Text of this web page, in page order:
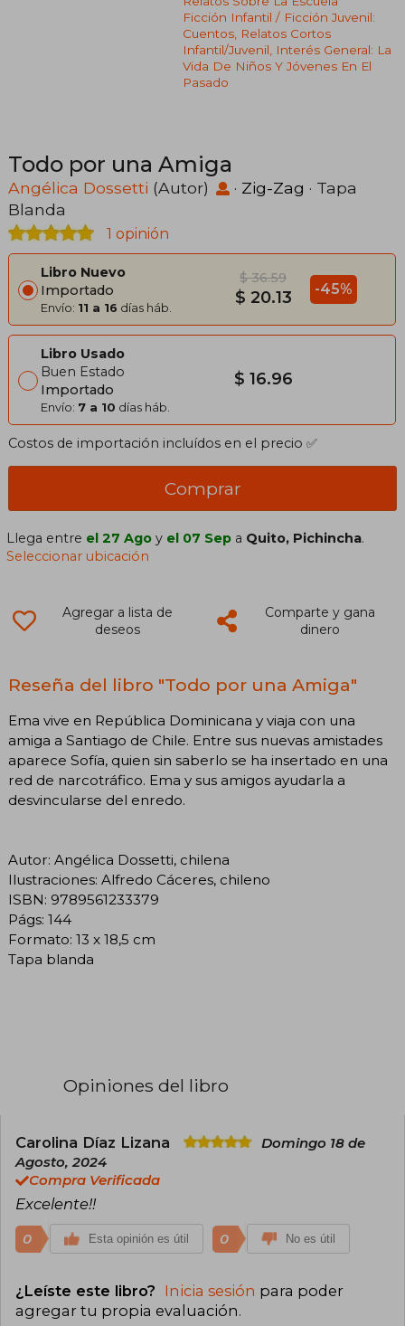
Ficción Infantil / Ficción Juvenil:
Cuentos, Relatos Cortos
Infantil/juvenil, Interés General: La
Vida De Niños Y Jóvenes En El
Pasado
Todo por una Amiga
Angélica Dossetti (Autor) · Zig-Zag · Tapa
Blanda
1 opinión
Libro Nuevo
Importado
Envío: 11 a 16 días háb.
$ 36.59
$ 20.13 -45%
Libro Usado
Buen Estado
Importado
Envío: 7 a 10 días háb.
$ 16.96
Costos de importación incluídos en el precio ✅
Comprar
Llega entre el 27 Ago y el 07 Sep a Quito, Pichincha.
Seleccionar ubicación
Agregar a lista de
deseos
Comparte y gana
dinero
Reseña del libro "Todo por una Amiga"
Ema vive en República Dominicana y viaja con una
amiga a Santiago de Chile. Entre sus nuevas amistades
aparece Sofía, quien sin saberlo se ha insertado en una
red de narcotráfico. Ema y sus amigos ayudarla a
desvincularse del enredo.
Autor: Angélica Dossetti, chilena
Ilustraciones: Alfredo Cáceres, chileno
ISBN: 9789561233379
Págs: 144
Formato: 13 x 18,5 cm
Tapa blanda
Opiniones del libro
Carolina Díaz Lizana
Domingo 18 de
Agosto, 2024
Compra Verificada
Excelente!!
0 Esta opinión es útil 0 No es útil
¿Leíste este libro? Inicia sesión para poder
agregar tu propia evaluación.